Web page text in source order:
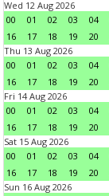
Wed 12 Aug 2026
00
01 02 03 04
16
17 18 19 20
Thu 13 Aug 2026
00
01 02 03 04
16
17 18 19 20
Fri 14 Aug 2026
00
01 02 03 04
16
17 18 19 20
Sat 15 Aug 2026
00
01 02 03 04
16
17 18 19 20
Sun 16 Aug 2026